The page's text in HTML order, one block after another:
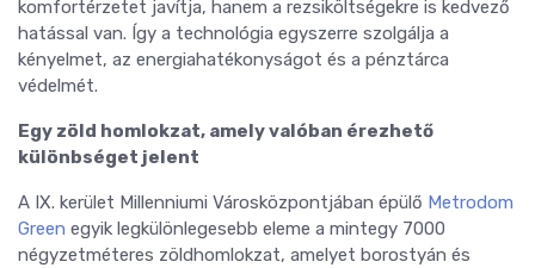
komfortérzetet javítja, hanem a rezsiköltségekre is kedvező
hatással van. Így a technológia egyszerre szolgálja a
kényelmet, az energiahatékonyságot és a pénztárca
védelmét.
Egy zöld homlokzat, amely valóban érezhető
különbséget jelent
A IX. kerület Millenniumi Városközpontjában épülő Metrodom
Green egyik legkülönlegesebb eleme a mintegy 7000
négyzetméteres zöldhomlokzat, amelyet borostyán és